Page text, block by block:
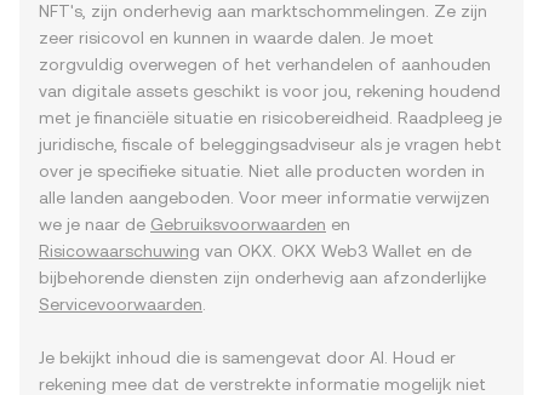
NFT's, zijn onderhevig aan marktschommelingen. Ze zijn
zeer risicovol en kunnen in waarde dalen. Je moet
zorgvuldig overwegen of het verhandelen of aanhouden
van digitale assets geschikt is voor jou, rekening houdend
met je financiële situatie en risicobereidheid. Raadpleeg je
juridische, fiscale of beleggingsadviseur als je vragen hebt
over je specifieke situatie. Niet alle producten worden in
alle landen aangeboden. Voor meer informatie verwijzen
we je naar de Gebruiksvoorwaarden en
Risicowaarschuwing van OKX. OKX Web3 Wallet en de
bijbehorende diensten zijn onderhevig aan afzonderlijke
Servicevoorwaarden
Je bekijkt inhoud die is samengevat door AI. Houd er
rekening mee dat de verstrekte informatie mogelijk niet